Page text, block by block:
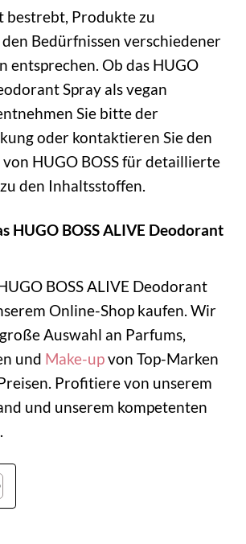
bestrebt, Produkte zu
Bedürfnissen verschiedener
entsprechen. Ob das HUGO
Spray als vegan
Sie bitte der
oder kontaktieren Sie den
HUGO BOSS für detaillierte
den Inhaltsstoffen.
HUGO BOSS ALIVE Deodorant
BOSS ALIVE Deodorant
Online-Shop kaufen. Wir
Auswahl an Parfums,
und Make-upvon Top-Marken
Profitiere von unserem
und unserem kompetenten